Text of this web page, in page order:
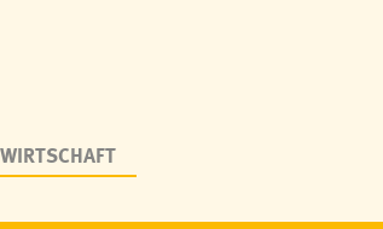
WIRTSCHAFT